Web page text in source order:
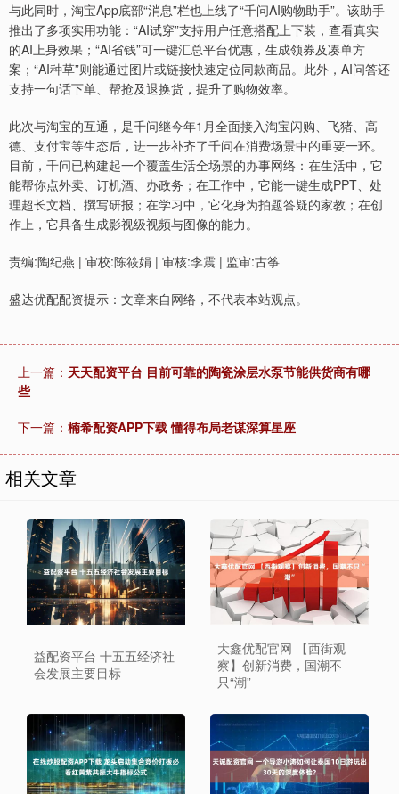
与此同时，淘宝App底部“消息”栏也上线了“千问AI购物助手”。该助手
推出了多项实用功能：“AI试穿”支持用户任意搭配上下装，查看真实
的AI上身效果；“AI省钱”可一键汇总平台优惠，生成领券及凑单方
案；“AI种草”则能通过图片或链接快速定位同款商品。此外，AI问答还
支持一句话下单、帮抢及退换货，提升了购物效率。
此次与淘宝的互通，是千问继今年1月全面接入淘宝闪购、飞猪、高
德、支付宝等生态后，进一步补齐了千问在消费场景中的重要一环。
目前，千问已构建起一个覆盖生活全场景的办事网络：在生活中，它
能帮你点外卖、订机酒、办政务；在工作中，它能一键生成PPT、处
理超长文档、撰写研报；在学习中，它化身为拍题答疑的家教；在创
作上，它具备生成影视级视频与图像的能力。
责编:陶纪燕 | 审校:陈筱娟 | 审核:李震 | 监审:古筝
盛达优配配资提示：文章来自网络，不代表本站观点。
上一篇： 天天配资平台 目前可靠的陶瓷涂层水泵节能供货商有哪
些
下一篇： 楠希配资APP下载 懂得布局老谋深算星座
相关文章
益配资平台 十五五经济社
会发展主要目标
大鑫优配官网 【西街观
察】创新消费，国潮不
只“潮”